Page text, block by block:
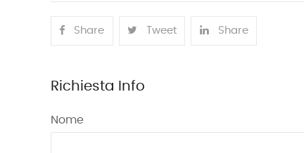
Share Tweet Share
Richiesta Info
Nome